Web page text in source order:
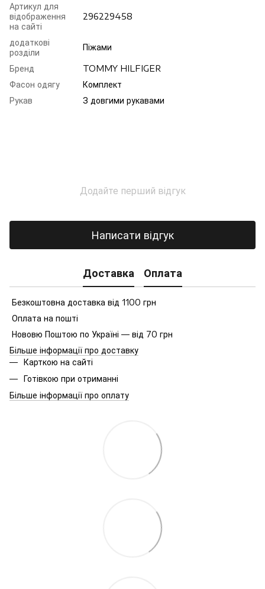
Артикул для
відображення
на сайті
296229458
додаткові
розділи
Піжами
Бренд
TOMMY HILFIGER
Фасон одягу
Комплект
Рукав
З довгими рукавами
Додайте перший відгук
Написати відгук
Доставка Оплата
Безкоштовна доставка від 1100 грн
Оплата на пошті
Нововю Поштою по Україні — від 70 грн
Більше інформації про доставку
Карткою на сайті
Готівкою при отриманні
Більше інформації про оплату